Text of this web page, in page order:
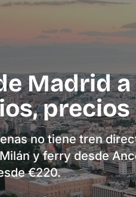
Madrid
precios
no tiene tren
y ferry desde
€220.